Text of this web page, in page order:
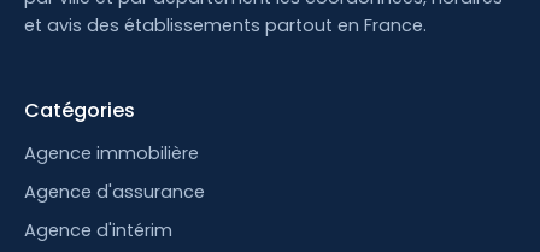
et avis des établissements partout en France.
Catégories
Agence immobilière
Agence d'assurance
Agence d'intérim